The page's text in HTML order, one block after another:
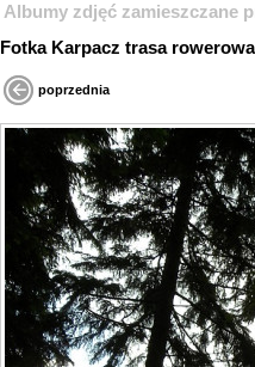
Albumy zdjęć zamieszczane
Fotka Karpacz trasa
poprzednia